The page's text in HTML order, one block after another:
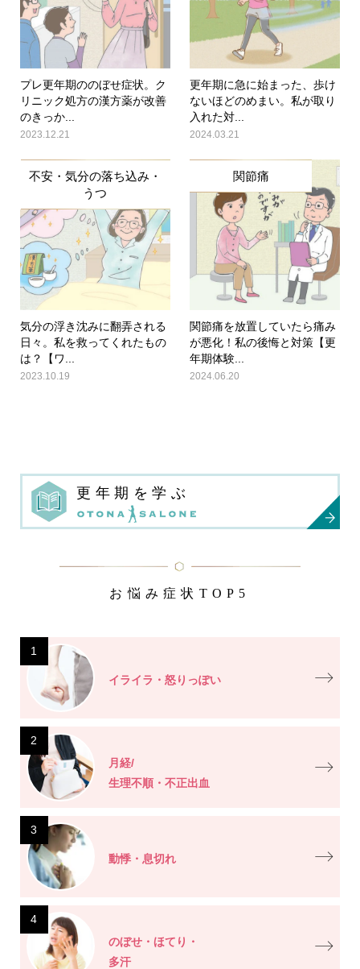
プレ更年期ののぼせ症状。ク
リニック処方の漢方薬が改善
のきっか...
2023.12.21
更年期に急に始まった、歩け
ないほどのめまい。私が取り
入れた対...
2024.03.21
不安・気分の落ち込み・
うつ
気分の浮き沈みに翻弄される
日々。私を救ってくれたもの
は？【ワ...
2023.10.19
関節痛
関節痛を放置していたら痛み
が悪化！私の後悔と対策【更
年期体験...
2024.06.20
更年期を学ぶ
お悩み症状TOP5
1
イライラ・怒りっぽい
2
月経/
生理不順・不正出血
3
動悸・息切れ
4
のぼせ・ほてり・
多汗